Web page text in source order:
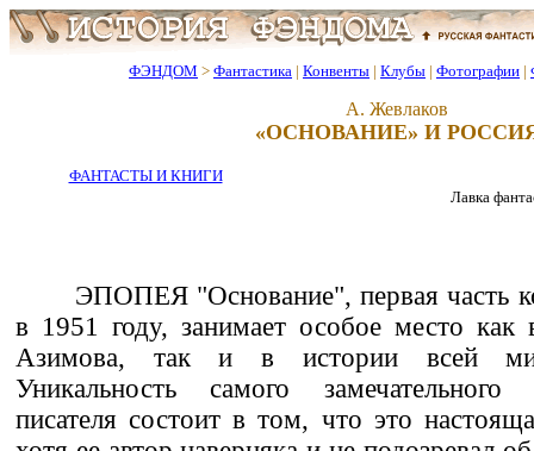
ФЭНДОМ > Фантастика | Конвенты | Клубы | Фотографии |
А. Жевлаков
«ОСНОВАНИЕ» И
ФАНТАСТЫ И КНИГИ
Лавка
ЭПОПЕЯ "Основание", первая часть
в 1951 году, занимает особое место как
Азимова, так и в истории всей
Уникальность самого замечательного
писателя состоит в том, что это